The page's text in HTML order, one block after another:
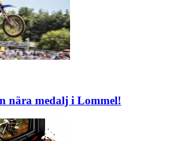
nära medalj i Lommel!